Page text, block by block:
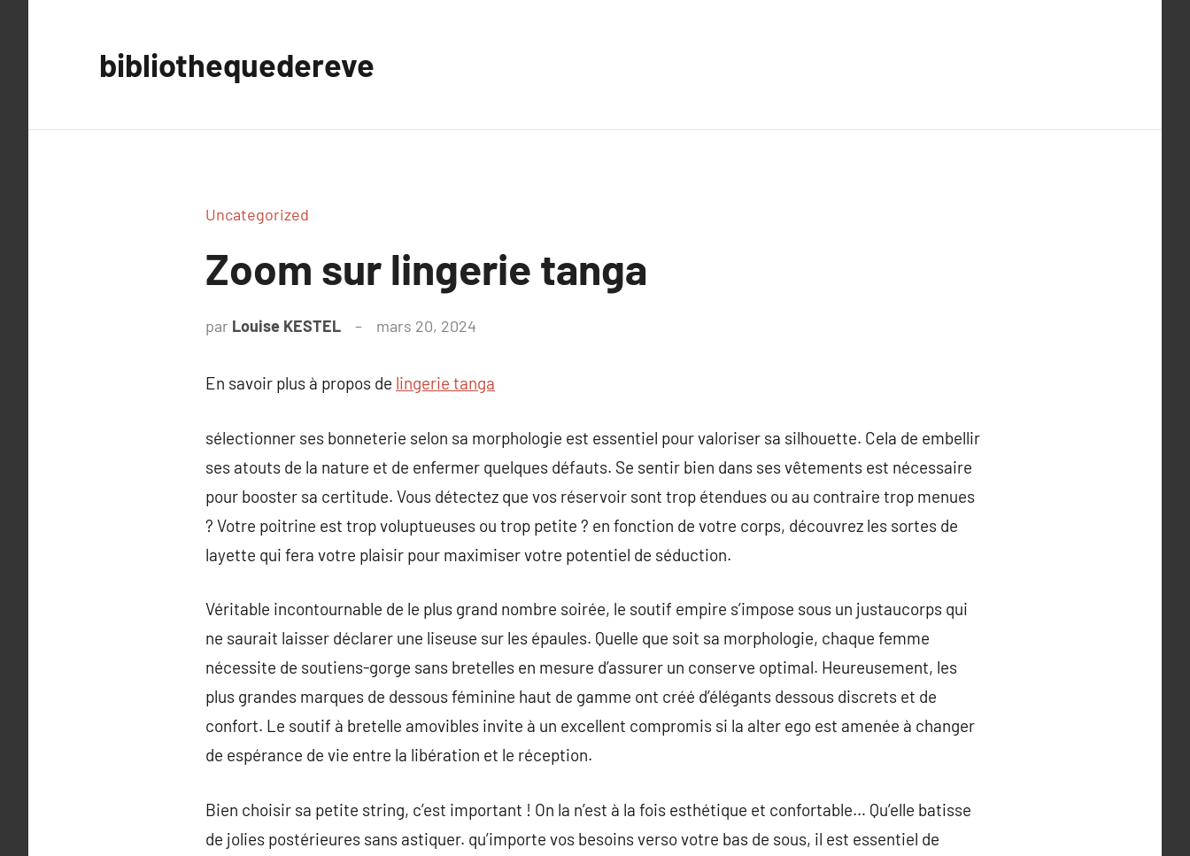
bibliothequedereve
Uncategorized
Zoom sur lingerie tanga
par Louise KESTEL mars 20, 2024
En savoir plus à propos de lingerie tanga
sélectionner ses bonneterie selon sa morphologie est essentiel pour valoriser sa silhouette. Cela de embellir
ses atouts de la nature et de enfermer quelques défauts. Se sentir bien dans ses vêtements est nécessaire
pour booster sa certitude. Vous détectez que vos réservoir sont trop étendues ou au contraire trop menues
? Votre poitrine est trop voluptueuses ou trop petite ? en fonction de votre corps, découvrez les sortes de
layette qui fera votre plaisir pour maximiser votre potentiel de séduction.
Véritable incontournable de le plus grand nombre soirée, le soutif empire s’impose sous un justaucorps qui
ne saurait laisser déclarer une liseuse sur les épaules. Quelle que soit sa morphologie, chaque femme
nécessite de soutiens-gorge sans bretelles en mesure d’assurer un conserve optimal. Heureusement, les
plus grandes marques de dessous féminine haut de gamme ont créé d’élégants dessous discrets et de
confort. Le soutif à bretelle amovibles invite à un excellent compromis si la alter ego est amenée à changer
de espérance de vie entre la libération et le réception.
Bien choisir sa petite string, c’est important ! On la n’est à la fois esthétique et confortable… Qu’elle batisse
de jolies postérieures sans astiquer. qu’importe vos besoins verso votre bas de sous, il est essentiel de